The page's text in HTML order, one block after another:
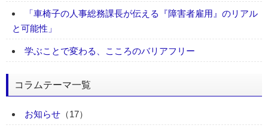
「車椅子の人事総務課長が伝える『障害者雇用』のリアル
と可能性」
学ぶことで変わる、こころのバリアフリー
コラムテーマ一覧
お知らせ （17）